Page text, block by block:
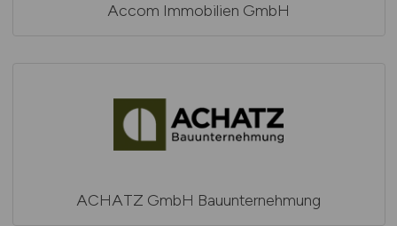
Accom Immobilien GmbH
ACHATZ GmbH Bauunternehmung